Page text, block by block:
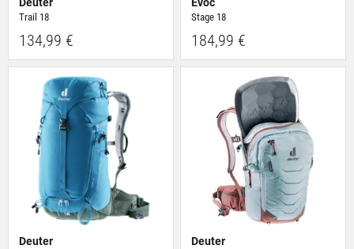
Trail 18
134,99 €
Stage 18
184,99 €
Deuter Deuter